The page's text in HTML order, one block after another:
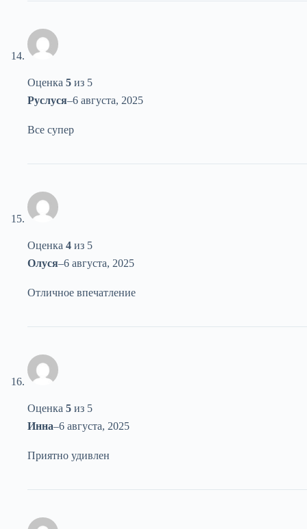
Оценка 5 из 5
Руслуся–6 августа, 2025
Все супер
Оценка 4 из 5
Олуся–6 августа, 2025
Отличное впечатление
Оценка 5 из 5
Инна–6 августа, 2025
Приятно удивлен